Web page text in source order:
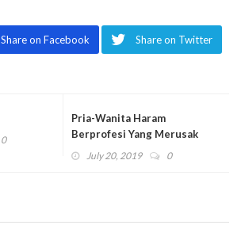
Share on Facebook Share on Twitter
0
Pria-Wanita Haram
Berprofesi Yang Merusak
Akhlak Pribadi dan
July 20, 2019 0